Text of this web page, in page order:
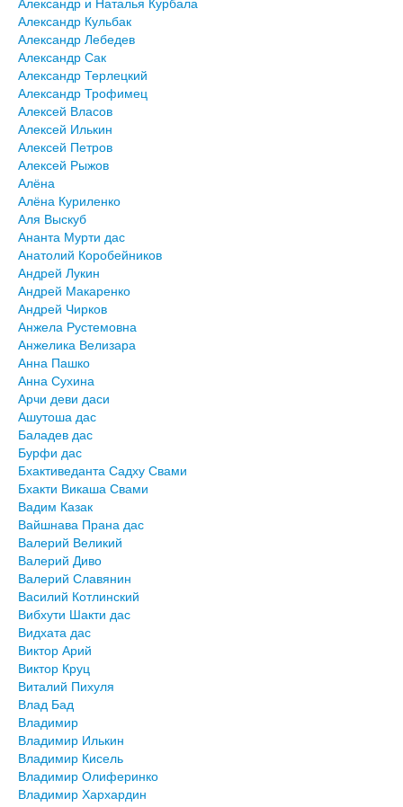
Александр Кульбак
Александр Лебедев
Александр Сак
Александр Терлецкий
Александр Трофимец
Алексей Власов
Алексей Илькин
Алексей Петров
Алексей Рыжов
Алёна
Алёна Куриленко
Аля Выскуб
Ананта Мурти дас
Анатолий Коробейников
Андрей Лукин
Андрей Макаренко
Андрей Чирков
Анжела Рустемовна
Анжелика Велизара
Анна Пашко
Анна Сухина
Арчи деви даси
Ашутоша дас
Баладев дас
Бурфи дас
Бхактиведанта Садху Свами
Бхакти Викаша Свами
Вадим Казак
Вайшнава Прана дас
Валерий Великий
Валерий Диво
Валерий Славянин
Василий Котлинский
Вибхути Шакти дас
Видхата дас
Виктор Арий
Виктор Круц
Виталий Пихуля
Влад Бад
Владимир
Владимир Илькин
Владимир Кисель
Владимир Олиферинко
Владимир Хархардин